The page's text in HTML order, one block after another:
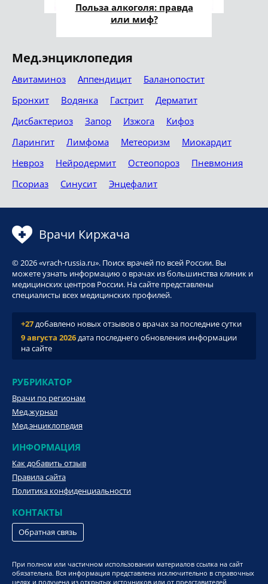
Польза алкоголя: правда
или миф?
Мед.энциклопедия
Авитаминоз Аппендицит
Баланопостит
Бронхит
Водянка Гастрит
Дерматит
Дисбактериоз
Запор Изжога
Кифоз
Ларингит
Лимфома Метеоризм
Миокардит
Невроз
Нейродермит Остеопороз
Пневмония
Псориаз
Синусит Энцефалит
Врачи Киржача
© 2026 «vrach-russia.ru». Поиск врачей по всей России. Вы
можете узнать информацию о врачах из большинства клиник и
медицинских центров России. На сайте представлены
специалисты всех медицинских профилей.
+27добавлено новых отзывов о врачах за последние сутки
9 августа 2026дата последнего обновления информации
на сайте
РУБРИКАТОР
Врачи по регионам
Мед.журнал
Мед.энциклопедия
ИНФОРМАЦИЯ
Как добавить отзыв
Правила сайта
Политика конфиденциальности
КОНТАКТЫ
Обратная связь
При полном или частичном использовании материалов ссылка на сайт
обязательна. Вся информация представлена исключительно в справочных
целях и получена из открытых источников или от представителей